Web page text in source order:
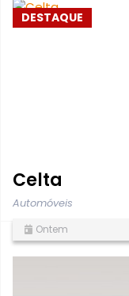
DESTAQUE
Celta
Automóveis
Ontem